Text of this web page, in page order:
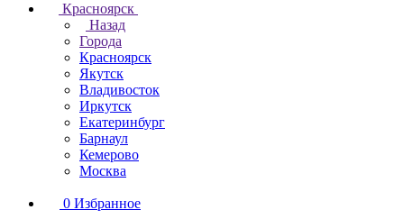
Красноярск
Назад
Города
Красноярск
Якутск
Владивосток
Иркутск
Екатеринбург
Барнаул
Кемерово
Москва
0 Избранное